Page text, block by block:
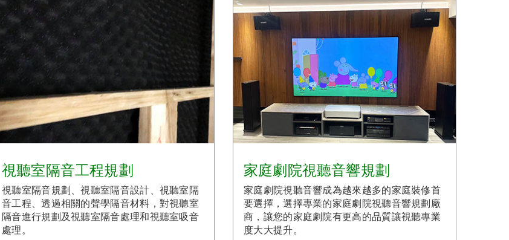
視聽室隔音工程規劃
視聽室隔音規劃、視聽室隔音設計、視聽室隔
音工程、透過相關的聲學隔音材料，對視聽室
隔音進行規劃及視聽室隔音處理和視聽室吸音
處理。
家庭劇院視聽音響規劃
家庭劇院視聽音響成為越來越多的家庭裝修首
要選擇，選擇專業的家庭劇院視聽音響規劃廠
商，讓您的家庭劇院有更高的品質讓視聽專業
度大大提升。